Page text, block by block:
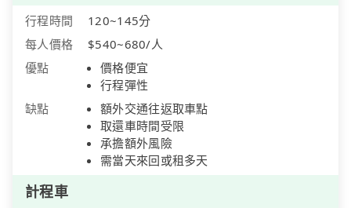
行程時間
120~145分
每人價格
$540~680/人
優點
價格便宜
行程彈性
缺點
額外交通往返取車點
取還車時間受限
承擔額外風險
需當天來回或租多天
計程車